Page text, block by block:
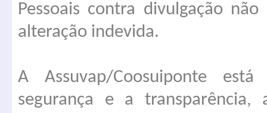
Pessoais contra divulgação
alteração indevida.
A Assuvap/Coosuiponte
segurança e a